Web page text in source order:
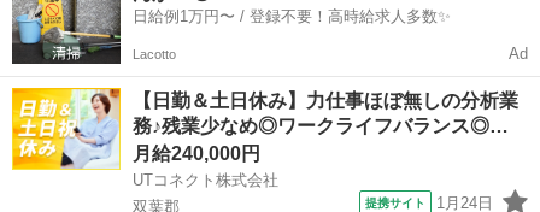
日給例1万円〜 / 登録不要！高時給求人多数✨
Lacotto Ad
【日勤＆土日休み】力仕事ほぼ無しの分析業
務♪残業少なめ◎ワークライフバランス◎…
月給240,000円
UTコネクト株式会社
双葉郡
提携サイト 1月24日